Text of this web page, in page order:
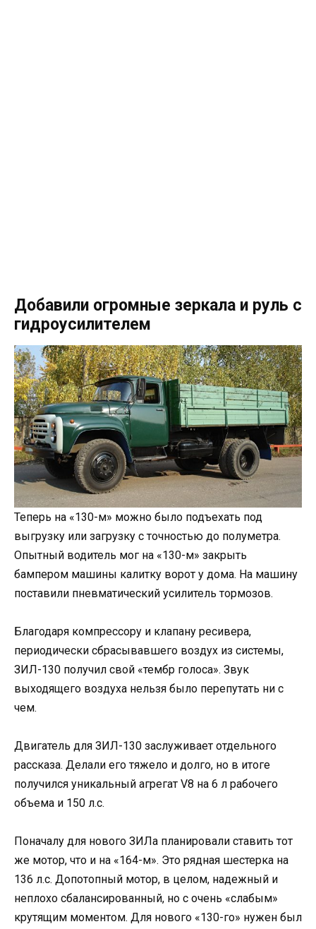
Добавили огромные зеркала и руль с
гидроусилителем
Теперь на «130-м» можно было подъехать под
выгрузку или загрузку с точностью до полуметра.
Опытный водитель мог на «130-м» закрыть
бампером машины калитку ворот у дома. На машину
поставили пневматический усилитель тормозов.
Благодаря компрессору и клапану ресивера,
периодически сбрасывавшего воздух из системы,
ЗИЛ-130 получил свой «тембр голоса». Звук
выходящего воздуха нельзя было перепутать ни с
чем.
Двигатель для ЗИЛ-130 заслуживает отдельного
рассказа. Делали его тяжело и долго, но в итоге
получился уникальный агрегат V8 на 6 л рабочего
объема и 150 л.с.
Поначалу для нового ЗИЛа планировали ставить тот
же мотор, что и на «164-м». Это рядная шестерка на
136 л.с. Допотопный мотор, в целом, надежный и
неплохо сбалансированный, но с очень «слабым»
крутящим моментом. Для нового «130-го» нужен был